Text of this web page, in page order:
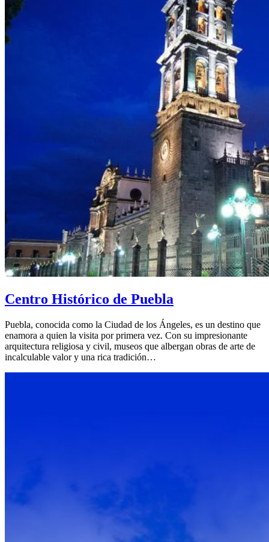
Centro Histórico de Puebla
Puebla, conocida como la Ciudad de los Ángeles, es un destino que
enamora a quien la visita por primera vez. Con su impresionante
arquitectura religiosa y civil, museos que albergan obras de arte de
incalculable valor y una rica tradición…